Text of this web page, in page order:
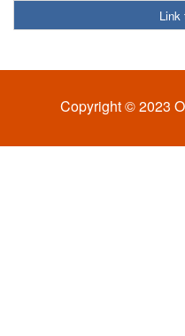
Link
Copyright © 2023